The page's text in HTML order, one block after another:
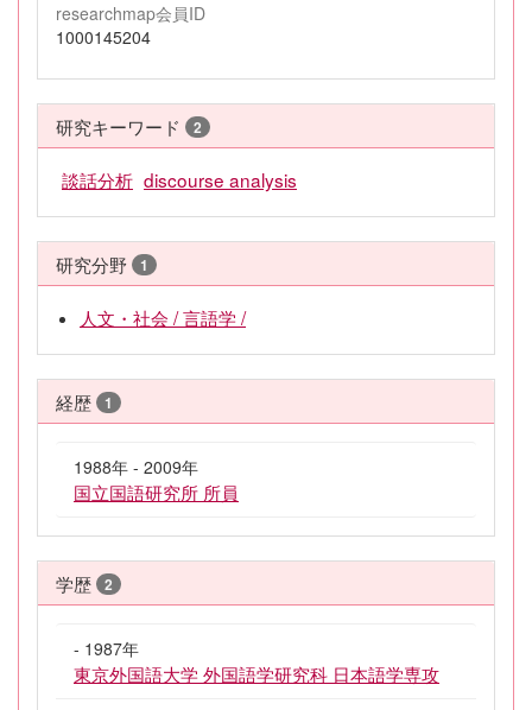
researchmap会員ID
1000145204
研究キーワード 2
談話分析 discourse analysis
研究分野 1
人文・社会 / 言語学 /
経歴 1
1988年 - 2009年
国立国語研究所 所員
学歴 2
- 1987年
東京外国語大学 外国語学研究科 日本語学専攻